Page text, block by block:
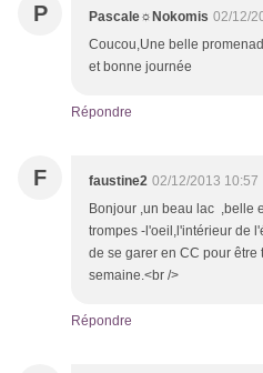
P Pascale☼Nokomis 02/12/
Coucou,Une belle
et bonne journée
Répondre
F faustine2 02/12/2013 10:57
Bonjour ,un beau lac ,belle
trompes -l'oeil,l'intérieur de
de se garer en CC pour
semaine.<br />
Répondre